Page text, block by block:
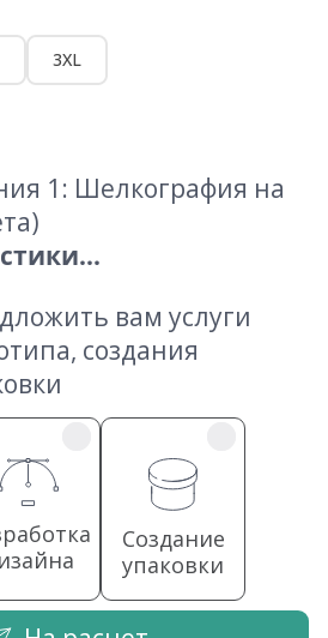
3XL
1: Шелкография на
вам услуги
создания
Создание
упаковки